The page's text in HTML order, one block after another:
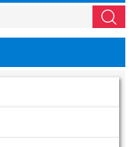
搜尋